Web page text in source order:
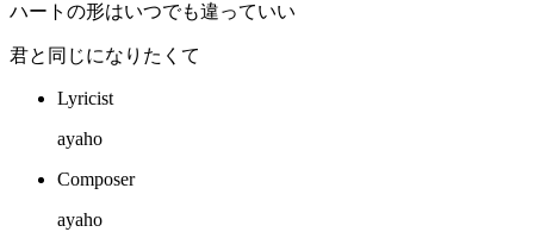
ハートの形はいつでも違っていい
君と同じになりたくて
Lyricist
ayaho
Composer
ayaho